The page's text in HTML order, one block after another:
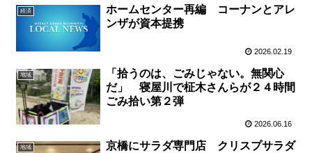
経済
ホームセンター再編 コーナンとアレ
ンザが資本提携
2026.02.19
地域
「拾うのは、ごみじゃない。無関心
だ」 寝屋川で柾木さんらが２４時間
ごみ拾い第２弾
2026.06.16
地域
京橋にサラダ専門店 クリスプサラダ